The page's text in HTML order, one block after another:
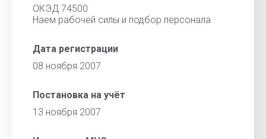
ОКЭД 74500
Наем рабочей силы и подбор персонала
Дата регистрации
08 ноября 2007
Постановка на учёт
13 ноября 2007